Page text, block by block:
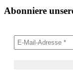
Abonniere